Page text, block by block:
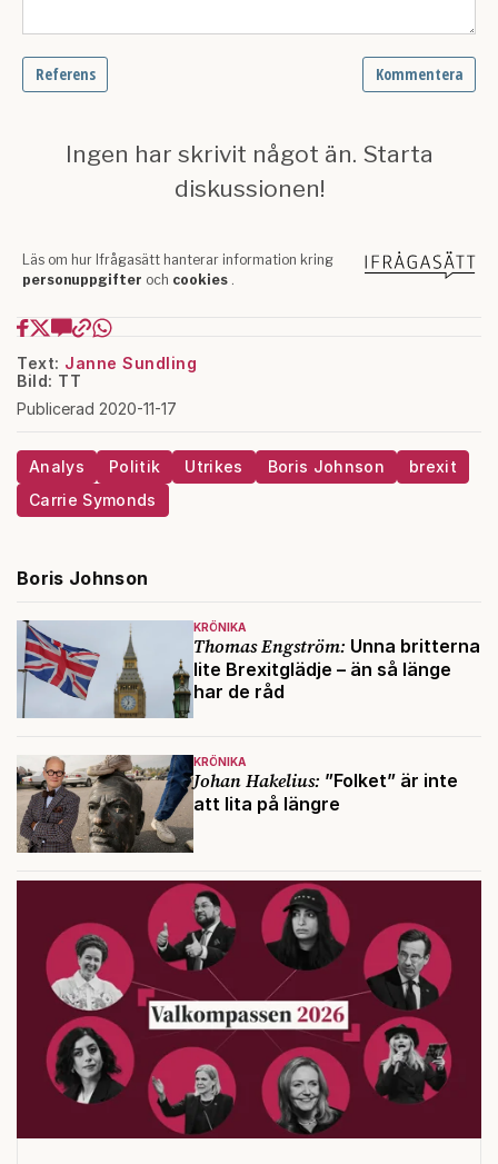
Text: Janne Sundling
Bild: TT
Publicerad 2020-11-17
Analys Politik Utrikes Boris Johnson
brexit
Carrie Symonds
Boris Johnson
KRÖNIKA
Thomas Engström: Unna britterna
lite Brexitglädje – än så länge
har de råd
KRÖNIKA
Johan Hakelius: ”Folket” är inte
att lita på längre